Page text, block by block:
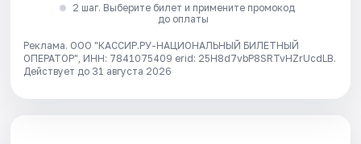
2 шаг. Выберите билет и примените промокод
до оплаты
Реклама. ООО "КАССИР.РУ-НАЦИОНАЛЬНЫЙ БИЛЕТНЫЙ
ОПЕРАТОР", ИНН: 7841075409 erid: 25H8d7vbP8SRTvHZrUcdLB.
Действует до 31 августа 2026